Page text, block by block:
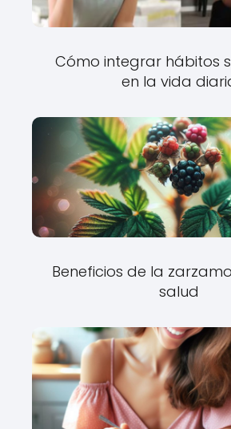
Cómo integrar hábitos
en la vida
Beneficios de la
salud